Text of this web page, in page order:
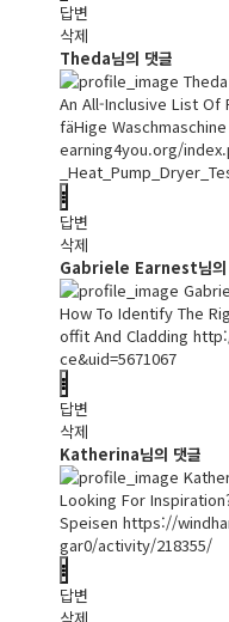
답변
삭제
Theda님의 댓글
Theda
An All-Inclusive List
fäHige
earning4you.org/
답변
삭제
Gabriele Earnest님의
How To Identify The
offit And Cladding
ce&uid=5671067
답변
삭제
Katherina님의 댓글
Looking For
Speisen https://
gar0/activity/218355/
답변